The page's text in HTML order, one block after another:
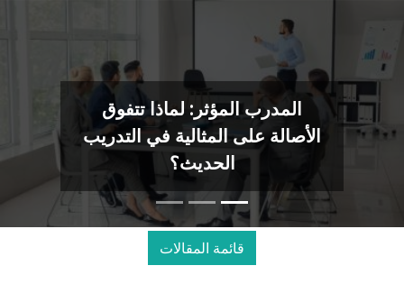
المدرب المؤثر: لماذا تتفوق
الأصالة على المثالية في التدريب
الحديث؟
قائمة المقالات